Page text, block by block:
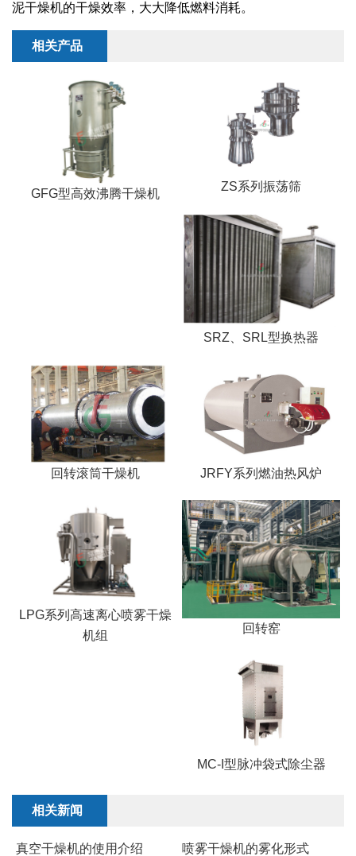
泥干燥机的干燥效率，大大降低燃料消耗。
相关产品
GFG型高效沸腾干燥机 ZS系列振荡筛
SRZ、SRL型换热器
回转滚筒干燥机 JRFY系列燃油热风炉
LPG系列高速离心喷雾干燥
机组
回转窑
MC-I型脉冲袋式除尘器
相关新闻
真空干燥机的使用介绍 喷雾干燥机的雾化形式